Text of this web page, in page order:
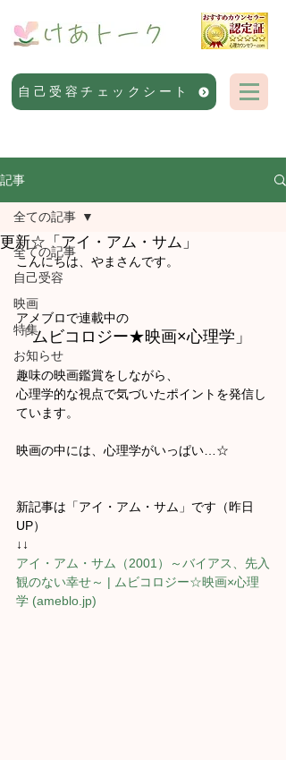
自己受容チェックシート
記事
全ての記事
自己受容
映画
特集
お知らせ
全ての記事
更新☆「アイ・アム・サム」
こんにちは、やまさんです。
アメブロで連載中の
「ムビコロジー★映画×心理学」
趣味の映画鑑賞をしながら、
心理学的な視点で気づいたポイントを発信し
ています。
映画の中には、心理学がいっぱい…☆
新記事は「アイ・アム・サム」です（昨日
UP）
↓↓
アイ・アム・サム（2001）～バイアス、先入
観のない幸せ～ | ムビコロジー☆映画×心理
学 (ameblo.jp)